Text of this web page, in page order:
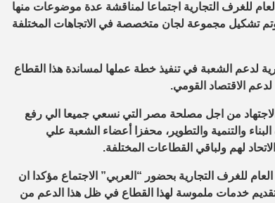
العام للغرف التجارية اجتماعا لمناقشة عدة موضوعات منها
وتم تشكيل مجموعة لجان متخصصة في الاتجاهات المختلفة
لدعم الشعبة في تنفيذ خطة عملها لمساندة هذا القطاع
الاقتصاد القومي.
من اجل مصلحة مصر التي نسعي جميعا الي رفع
البناء والتنمية والتطوير، محفزا أعضاء الشعبة علي
لهم ولباقي القطاعات المختلفة.
للغرف التجارية بحضور “العربي” الاجتماع مؤكدا ان
تقديم خدمات ملموسة لهذا القطاع في ظل هذا الدعم من